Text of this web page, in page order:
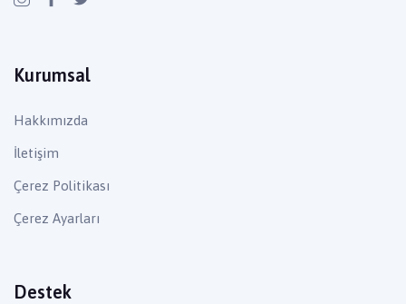
Kurumsal
Hakkımızda
İletişim
Çerez Politikası
Çerez Ayarları
Destek